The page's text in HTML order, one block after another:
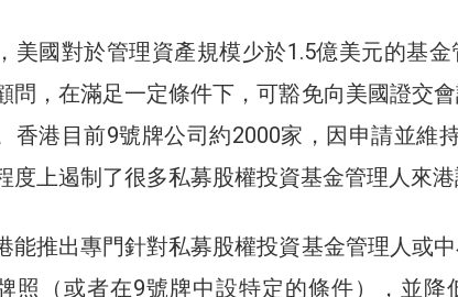
美國對於管理資產規模少於1.5億美元的基
問，在滿足一定條件下，可豁免向美國證交
香港目前9號牌公司約2000家，因申請並維
度上遏制了很多私募股權投資基金管理人來港
能推出專門針對私募股權投資基金管理人或
照（或者在9號牌中設特定的條件），並降